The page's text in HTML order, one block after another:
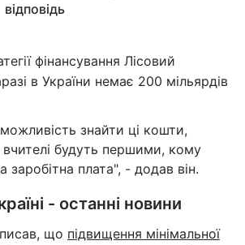
відповідь
фінансування Лісовий
в України немає 200 мільярдів
знайти ці кошти,
будуть першими, кому
заробітна плата", - додав він.
- останні новини
писав, що підвищення мінімальної